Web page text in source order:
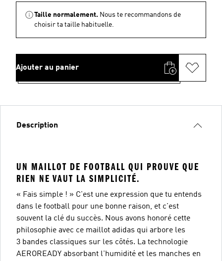
Taille normalement. Nous te recommandons de
choisir ta taille habituelle.
Ajouter au panier
Description
UN MAILLOT DE FOOTBALL QUI PROUVE QUE
RIEN NE VAUT LA SIMPLICITÉ.
« Fais simple ! » C'est une expression que tu entends
dans le football pour une bonne raison, et c'est
souvent la clé du succès. Nous avons honoré cette
philosophie avec ce maillot adidas qui arbore les
3 bandes classiques sur les côtés. La technologie
AEROREADY absorbant l'humidité et les manches en